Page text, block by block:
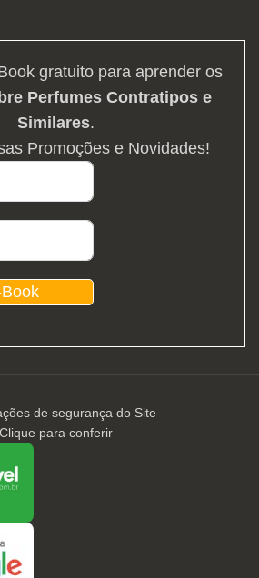
gratuito para aprender os
Perfumes Contratipos e
Similares.
Promoções e Novidades!
de segurança do Site
Clique para conferir